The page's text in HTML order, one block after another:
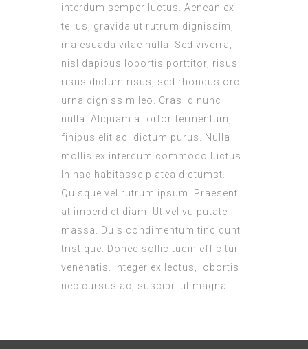
interdum semper luctus. Aenean ex
tellus, gravida ut rutrum dignissim,
malesuada vitae nulla. Sed viverra,
nisl dapibus lobortis porttitor, risus
risus dictum risus, sed rhoncus orci
urna dignissim leo. Cras id nunc
nulla. Aliquam a tortor fermentum,
finibus elit ac, dictum purus. Nulla
mollis ex interdum commodo luctus.
In hac habitasse platea dictumst.
Quisque vel rutrum ipsum. Praesent
at imperdiet diam. Ut vel vulputate
massa. Duis condimentum tincidunt
tristique. Donec sollicitudin efficitur
venenatis. Integer ex lectus, lobortis
nec cursus ac, suscipit ut magna.